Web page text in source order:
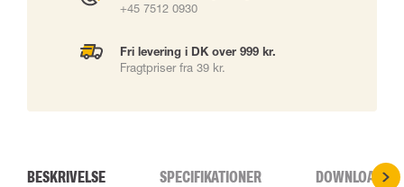
+45 7512 0930
Fri levering i DK over 999 kr.
Fragtpriser fra 39 kr.
BESKRIVELSE SPECIFIKATIONER DOWNLOADS